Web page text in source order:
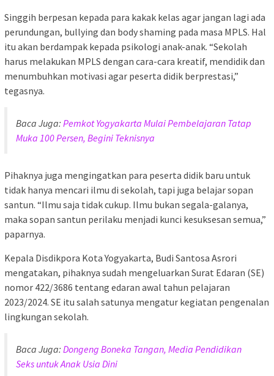
Singgih berpesan kepada para kakak kelas agar jangan lagi ada
perundungan, bullying dan body shaming pada masa MPLS. Hal
itu akan berdampak kepada psikologi anak-anak. “Sekolah
harus melakukan MPLS dengan cara-cara kreatif, mendidik dan
menumbuhkan motivasi agar peserta didik berprestasi,”
tegasnya.
Baca Juga: Pemkot Yogyakarta Mulai Pembelajaran Tatap
Muka 100 Persen, Begini Teknisnya
Pihaknya juga mengingatkan para peserta didik baru untuk
tidak hanya mencari ilmu di sekolah, tapi juga belajar sopan
santun. “Ilmu saja tidak cukup. Ilmu bukan segala-galanya,
maka sopan santun perilaku menjadi kunci kesuksesan semua,”
paparnya.
Kepala Disdikpora Kota Yogyakarta, Budi Santosa Asrori
mengatakan, pihaknya sudah mengeluarkan Surat Edaran (SE)
nomor 422/3686 tentang edaran awal tahun pelajaran
2023/2024. SE itu salah satunya mengatur kegiatan pengenalan
lingkungan sekolah.
Baca Juga: Dongeng Boneka Tangan, Media Pendidikan
Seks untuk Anak Usia Dini